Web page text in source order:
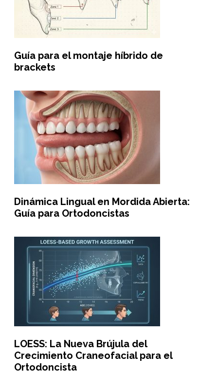
Guía para el montaje híbrido de
brackets
Dinámica Lingual en Mordida Abierta:
Guía para Ortodoncistas
LOESS: La Nueva Brújula del
Crecimiento Craneofacial para el
Ortodoncista